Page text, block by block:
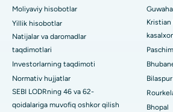
Jayanagar, Bangalordagi eng yaxshi
KK Nagar, Madurai shahridagi eng
Ramji Nagardagi eng yaxshi kasalxona,
19-sektordagi eng yaxshi shifoxona,
Swargate, Pune shahridagi eng yaxshi
Moliyaviy hisobotlar
Yillik hisobotlar
Natijalar va daromadlar
taqdimotlari
Investorlarning taqdimoti
Normativ hujjatlar
SEBI LODRning 46 va 62-
qoidalariga muvofiq oshkor qilish
Kristian
Bilaspur
Bhopal